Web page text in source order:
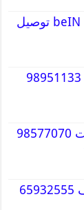
جهاز بي ان ستريم beIN STREAM توصيل
مكتب استخراج فيزا الكويت 98951133
شركة سماعات سقف الكويت 98577070
قص خرسانه وفتح كور تكييف 65932555